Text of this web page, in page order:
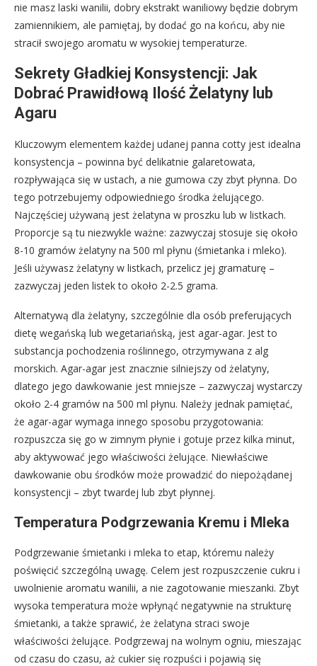
nie masz laski wanilii, dobry ekstrakt waniliowy będzie dobrym
zamiennikiem, ale pamiętaj, by dodać go na końcu, aby nie
stracił swojego aromatu w wysokiej temperaturze.
Sekrety Gładkiej Konsystencji: Jak
Dobrać Prawidłową Ilość Żelatyny lub
Agaru
Kluczowym elementem każdej udanej panna cotty jest idealna
konsystencja – powinna być delikatnie galaretowata,
rozpływająca się w ustach, a nie gumowa czy zbyt płynna. Do
tego potrzebujemy odpowiedniego środka żelującego.
Najczęściej używaną jest żelatyna w proszku lub w listkach.
Proporcje są tu niezwykle ważne: zazwyczaj stosuje się około
8-10 gramów żelatyny na 500 ml płynu (śmietanka i mleko).
Jeśli używasz żelatyny w listkach, przelicz jej gramaturę –
zazwyczaj jeden listek to około 2-2.5 grama.
Alternatywą dla żelatyny, szczególnie dla osób preferujących
dietę wegańską lub wegetariańską, jest agar-agar. Jest to
substancja pochodzenia roślinnego, otrzymywana z alg
morskich. Agar-agar jest znacznie silniejszy od żelatyny,
dlatego jego dawkowanie jest mniejsze – zazwyczaj wystarczy
około 2-4 gramów na 500 ml płynu. Należy jednak pamiętać,
że agar-agar wymaga innego sposobu przygotowania:
rozpuszcza się go w zimnym płynie i gotuje przez kilka minut,
aby aktywować jego właściwości żelujące. Niewłaściwe
dawkowanie obu środków może prowadzić do niepożądanej
konsystencji – zbyt twardej lub zbyt płynnej.
Temperatura Podgrzewania Kremu i Mleka
Podgrzewanie śmietanki i mleka to etap, któremu należy
poświęcić szczególną uwagę. Celem jest rozpuszczenie cukru i
uwolnienie aromatu wanilii, a nie zagotowanie mieszanki. Zbyt
wysoka temperatura może wpłynąć negatywnie na strukturę
śmietanki, a także sprawić, że żelatyna straci swoje
właściwości żelujące. Podgrzewaj na wolnym ogniu, mieszając
od czasu do czasu, aż cukier się rozpuści i pojawią się